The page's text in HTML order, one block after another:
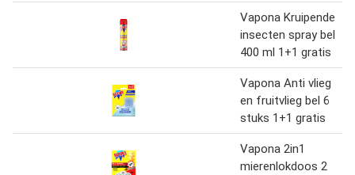
Vapona Kruipende
insecten spray bel
400 ml 1+1 gratis
Vapona Anti vlieg
en fruitvlieg bel 6
stuks 1+1 gratis
Vapona 2in1
mierenlokdoos 2